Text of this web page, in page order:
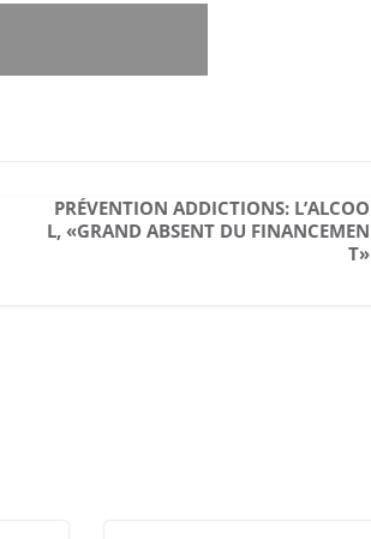
PRÉVENTION ADDICTIONS: L’ALCOO
L, «GRAND ABSENT DU FINANCEMEN
T»